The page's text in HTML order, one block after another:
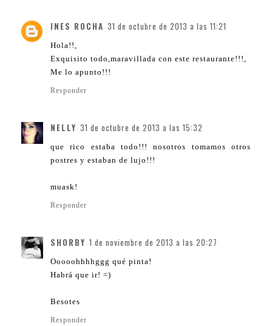
INES ROCHA 31 de octubre de 2013 a las 11:21
Hola!!,
Exquisito todo,maravillada con este restaurante!!!,
Me lo apunto!!!
Responder
NELLY 31 de octubre de 2013 a las 15:32
que rico estaba todo!!! nosotros tomamos otros
postres y estaban de lujo!!!
muask!
Responder
SHORBY 1 de noviembre de 2013 a las 20:27
Ooooohhhhggg qué pinta!
Habrá que ir! =)
Besotes
Responder